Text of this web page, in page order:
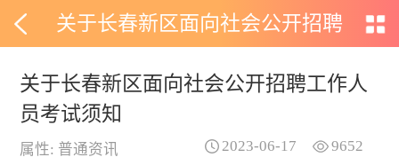
关于长春新区面向社会公开招聘
工作人员考试须知
关于长春新区面向社会公开招聘工作人
员考试须知
属性: 普通资讯 9652
2023-06-17